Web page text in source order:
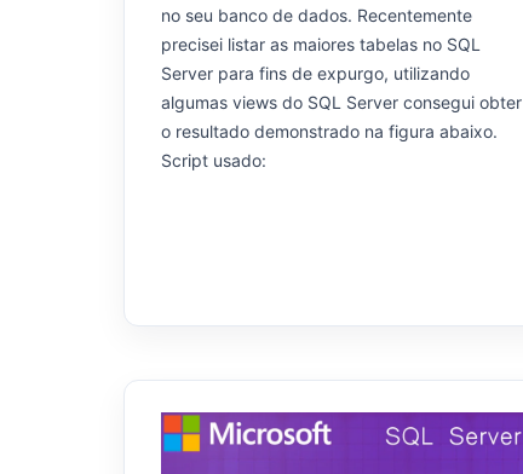
no seu banco de dados. Recentemente
precisei listar as maiores tabelas no SQL
Server para fins de expurgo, utilizando
algumas views do SQL Server consegui obter
o resultado demonstrado na figura abaixo.
Script usado: